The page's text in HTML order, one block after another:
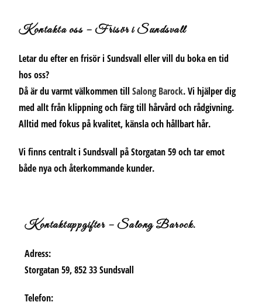
Kontakta oss – Frisör i Sundsvall
Letar du efter en frisör i Sundsvall eller vill du boka en tid
hos oss?
Då är du varmt välkommen tillSalong Barock.Vi hjälper dig
med allt från klippning och färg till hårvård och rådgivning.
Alltid med fokus på kvalitet, känsla och hållbart hår.
Vi finns centralt i Sundsvall på Storgatan 59 och tar emot
både nya och återkommande kunder.
Kontaktuppgifter – Salong Barock.
Adress:
Storgatan 59, 852 33 Sundsvall
Telefon: